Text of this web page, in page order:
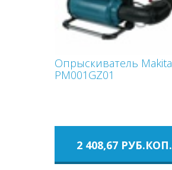
Опрыскиватель Makita
PM001GZ01
2 408,67 РУБ.КОП.